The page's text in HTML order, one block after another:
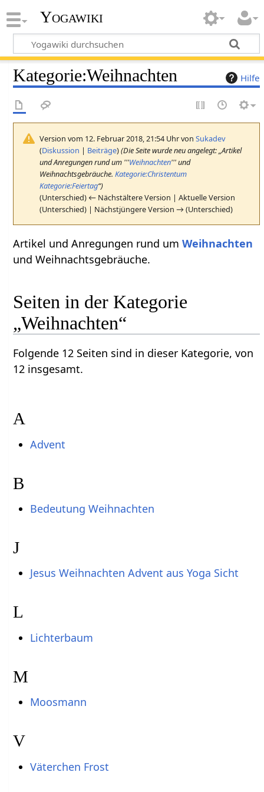
Yogawiki
Hilfe
Kategorie:Weihnachten
Version vom 12. Februar 2018, 21:54 Uhr vonSukadev
(Diskussion | Beiträge)(Die Seite wurde neu angelegt: „Artikel
und Anregungen rund um '''Weihnachten''' und
Weihnachtsgebräuche.Kategorie:Christentum
Kategorie:Feiertag“)
(Unterschied) ← Nächstältere Version | Aktuelle Version
(Unterschied) | Nächstjüngere Version → (Unterschied)
Artikel und Anregungen rund umWeihnachten
und Weihnachtsgebräuche.
Seiten in der Kategorie
„Weihnachten“
Folgende 12 Seiten sind in dieser Kategorie, von
12 insgesamt.
A
Advent
B
Bedeutung Weihnachten
J
Jesus Weihnachten Advent aus Yoga Sicht
L
Lichterbaum
M
Moosmann
V
Väterchen Frost